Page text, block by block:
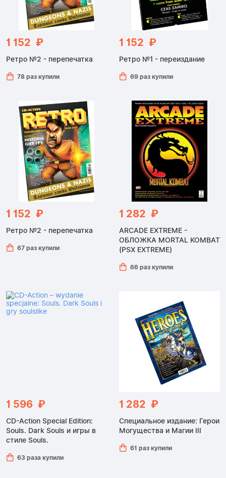
1 152 ₽
Ретро №2 - перепечатка
78 раз купили
1 152 ₽
Ретро №1 - переиздание
69 раз купили
1 152 ₽
Ретро №2 - перепечатка
67 раз купили
1 282 ₽
ARCADE EXTREME -
ОБЛОЖКА MORTAL KOMBAT
(PSX EXTREME)
66 раз купили
1 596 ₽
CD-Action Special Edition:
Souls. Dark Souls и игры в
стиле Souls.
63 раза купили
1 282 ₽
Специальное издание: Герои
Могущества и Магии III
61 раз купили